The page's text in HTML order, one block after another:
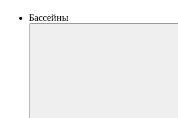
Бассейны